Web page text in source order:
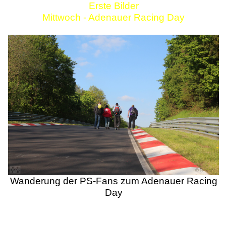
Erste Bilder
Mittwoch - Adenauer Racing Day
Wanderung der PS-Fans zum Adenauer Racing
Day